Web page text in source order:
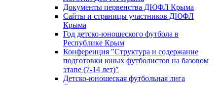
Документы первенства ДЮФЛ Крыма
Сайты и страницы участников ДЮФЛ
Крыма
Год детско-юношеского футбола в
Республике Крым
Конференция "Структура и содержание
подготовки юных футболистов на базовом
этапе (7-14 лет)"
Детско-юношеская футбольная лига